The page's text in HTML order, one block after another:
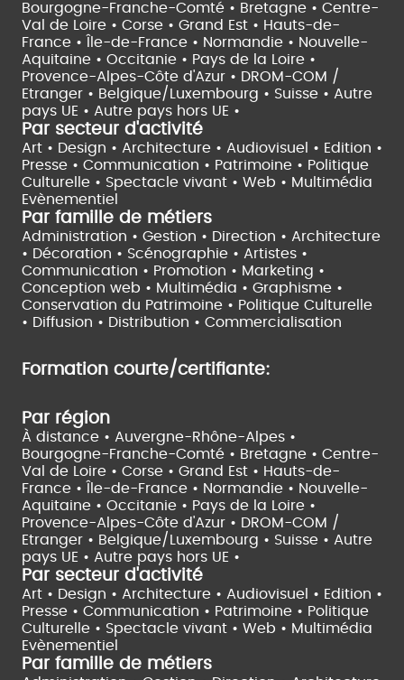
Bourgogne-Franche-Comté • Bretagne • Centre-
Val de Loire • Corse • Grand Est • Hauts-de-
France •
Île-de-France • Normandie • Nouvelle-
Aquitaine • Occitanie • Pays de la Loire •
Provence-Alpes-Côte d'Azur • DROM-COM /
Etranger • Belgique/Luxembourg • Suisse • Autre
pays UE • Autre pays hors UE •
Par secteur d'activité
Art • Design • Architecture • Audiovisuel • Edition •
Presse • Communication • Patrimoine • Politique
Culturelle • Spectacle vivant • Web • Multimédia
Evènementiel
Par famille de métiers
Administration • Gestion • Direction • Architecture
• Décoration • Scénographie • Artistes •
Communication • Promotion • Marketing •
Conception web • Multimédia • Graphisme •
Conservation du Patrimoine • Politique Culturelle
• Diffusion • Distribution • Commercialisation
Formation courte/certifiante:
Par région
À distance • Auvergne-Rhône-Alpes •
Bourgogne-Franche-Comté • Bretagne • Centre-
Val de Loire • Corse • Grand Est • Hauts-de-
France •
Île-de-France • Normandie • Nouvelle-
Aquitaine • Occitanie • Pays de la Loire •
Provence-Alpes-Côte d'Azur • DROM-COM /
Etranger • Belgique/Luxembourg • Suisse • Autre
pays UE • Autre pays hors UE •
Par secteur d'activité
Art • Design • Architecture • Audiovisuel • Edition •
Presse • Communication • Patrimoine • Politique
Culturelle • Spectacle vivant • Web • Multimédia
Evènementiel
Par famille de métiers